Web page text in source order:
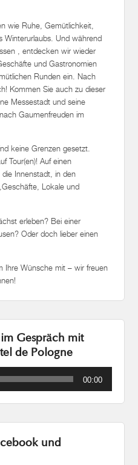
wie Ruhe, Gemütlichkeit,
Winterurlaubs. Und während
, entdecken wir wieder
und Gastronomien
Runden ein. Nach
Kommen Sie auch zu dieser
Messestadt und seine
Gaumenfreuden im
keine Grenzen gesetzt.
Tour(en)! Auf einen
Innenstadt, in den
Lokale und
erleben? Bei einer
Oder doch lieber einen
Ihre Wünsche mit – wir freuen
Gespräch mit
de Pologne
00:00
und